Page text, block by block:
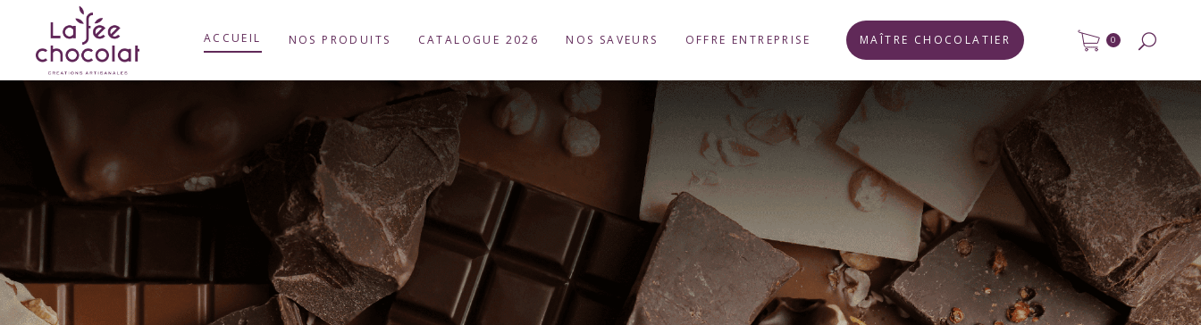
ACCUEIL NOS PRODUITS CATALOGUE 2026 NOS SAVEURS OFFRE ENTREPRISE MAÎTRE CHOCOLATIER 0